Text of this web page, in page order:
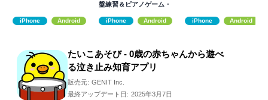
iPhone Android
盤練習＆ピアノゲーム・
iPhone Android iPhone Android
たいこあそび - 0歳の赤ちゃんから遊べ
る泣き止み知育アプリ
販売元: GENIT Inc.
最終アップデート日: 2025年3月7日